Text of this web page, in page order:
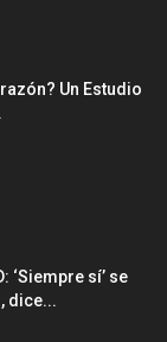
Un Estudio
‘Siempre sí’ se
dice...